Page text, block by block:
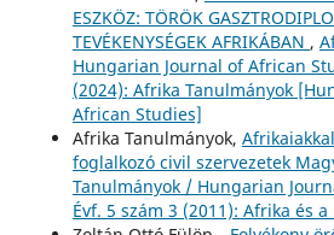
ESZKÖZ: TÖRÖK
TEVÉKENYSÉGEK AFRIKÁBAN ,
Hungarian Journal of African
(2024): Afrika Tanulmányok
African Studies]
Afrika Tanulmányok,
foglalkozó civil szervezetek
Tanulmányok / Hungarian
Évf. 5 szám 3 (2011): Afrika és